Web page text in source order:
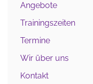
Angebote
Trainingszeiten
Termine
Wir über uns
Kontakt